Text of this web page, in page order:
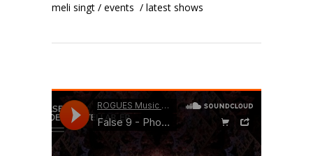
meli singt / events / latest shows